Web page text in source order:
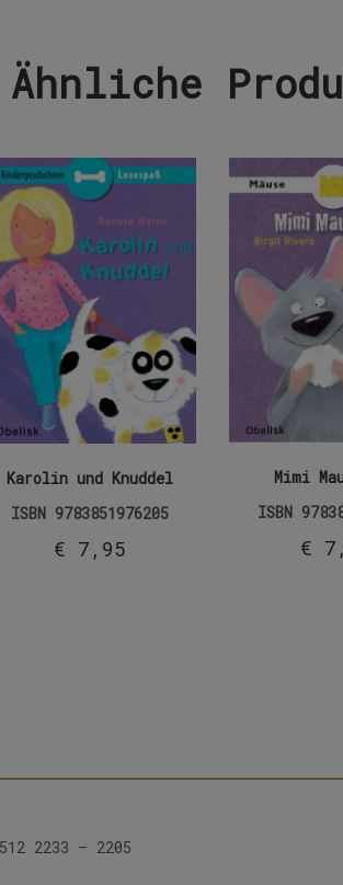
Ähnliche
Karolin und Knuddel
ISBN 9783851976205
€ 7,95
Mimi
ISBN
€
2233 – 2205